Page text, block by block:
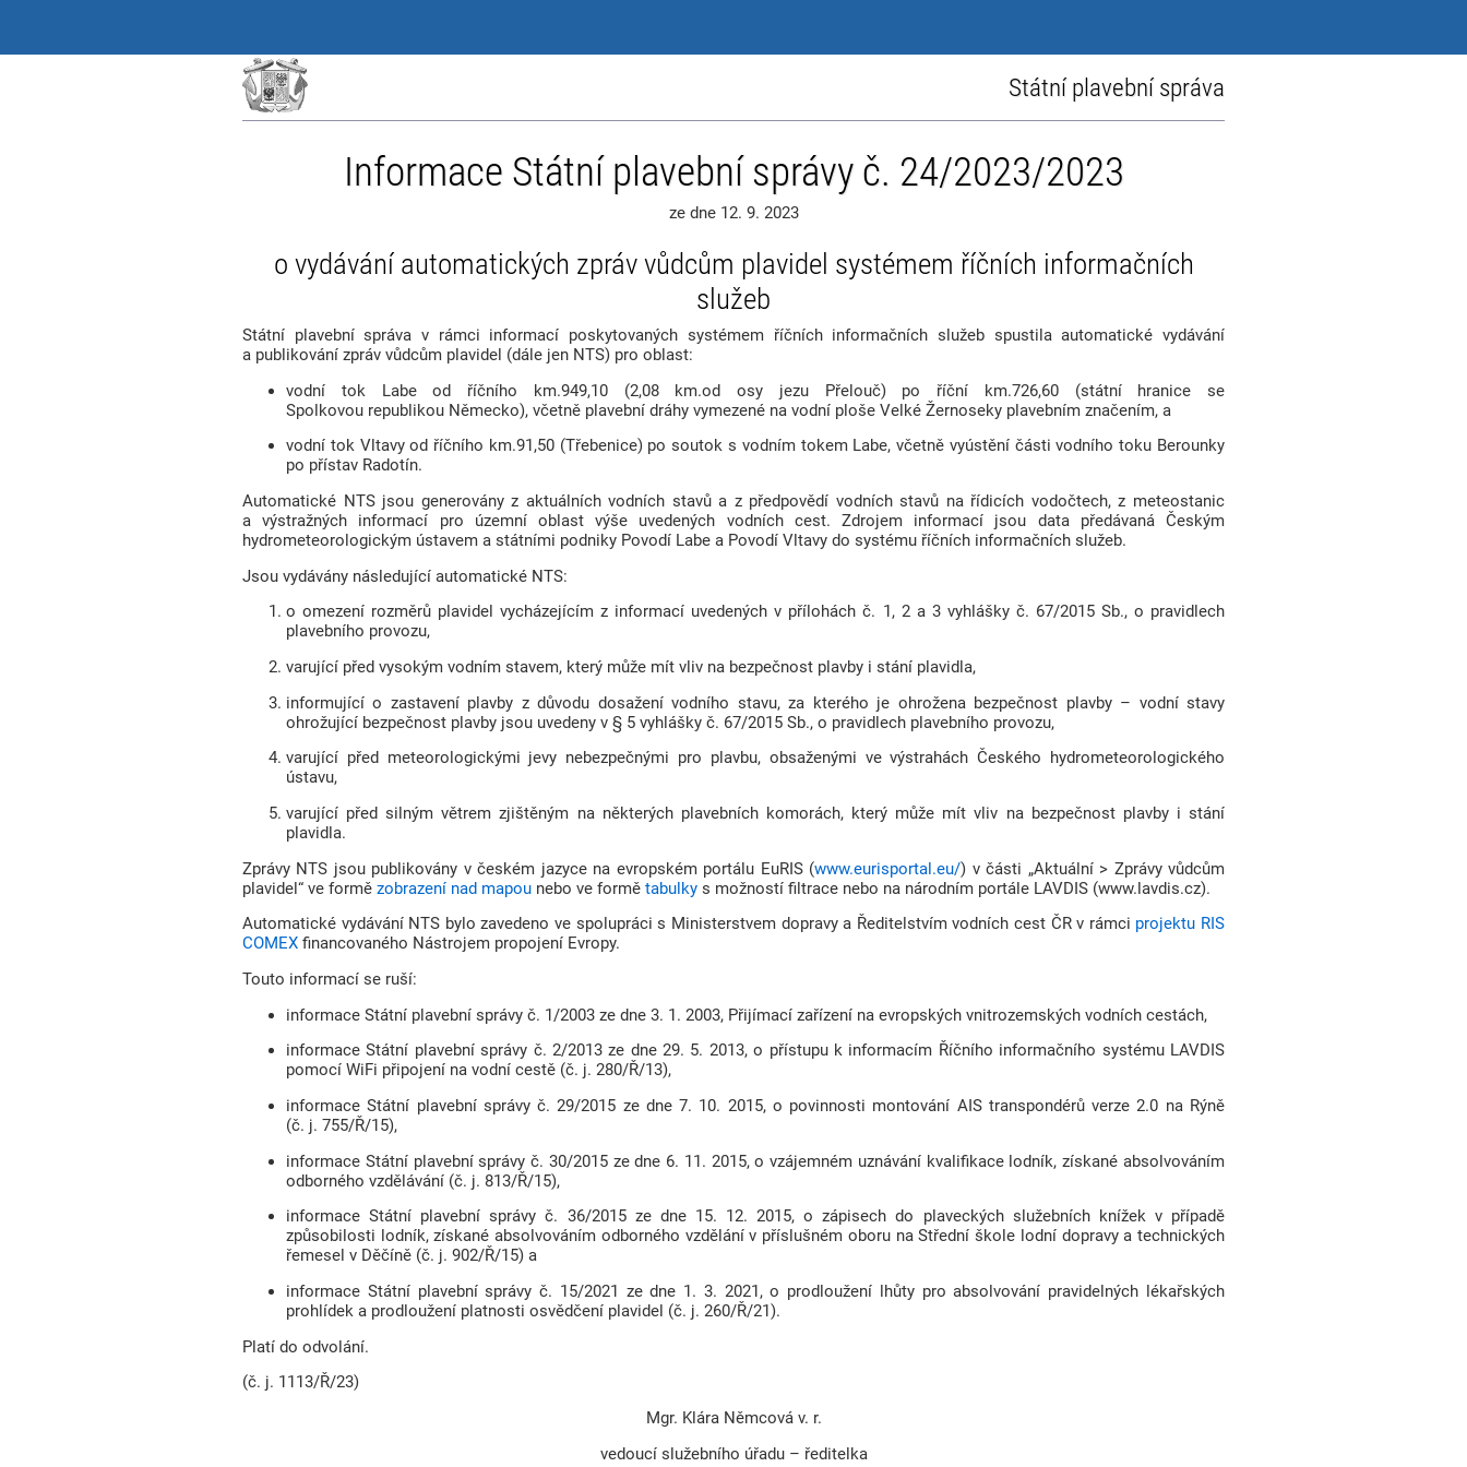
Státní plavební správa
Informace Státní plavební správy č. 24/2023/2023
ze dne 12. 9. 2023
o vydávání automatických zpráv vůdcům plavidel systémem říčních informačních
služeb
Státní plavební správa v rámci informací poskytovaných systémem říčních informačních služeb spustila automatické vydávání
a publikování zpráv vůdcům plavidel (dále jen NTS) pro oblast:
vodní tok Labe od říčního km.949,10 (2,08 km.od osy jezu Přelouč) po říční km.726,60 (státní hranice se
Spolkovou republikou Německo), včetně plavební dráhy vymezené na vodní ploše Velké Žernoseky plavebním značením, a
vodní tok Vltavy od říčního km.91,50 (Třebenice) po soutok s vodním tokem Labe, včetně vyústění části vodního toku Berounky
po přístav Radotín.
Automatické NTS jsou generovány z aktuálních vodních stavů a z předpovědí vodních stavů na řídicích vodočtech, z meteostanic
a výstražných informací pro územní oblast výše uvedených vodních cest. Zdrojem informací jsou data předávaná Českým
hydrometeorologickým ústavem a státními podniky Povodí Labe a Povodí Vltavy do systému říčních informačních služeb.
Jsou vydávány následující automatické NTS:
o omezení rozměrů plavidel vycházejícím z informací uvedených v přílohách č. 1, 2 a 3 vyhlášky č. 67/2015 Sb., o pravidlech
plavebního provozu,
varující před vysokým vodním stavem, který může mít vliv na bezpečnost plavby i stání plavidla,
informující o zastavení plavby z důvodu dosažení vodního stavu, za kterého je ohrožena bezpečnost plavby – vodní stavy
ohrožující bezpečnost plavby jsou uvedeny v § 5 vyhlášky č. 67/2015 Sb., o pravidlech plavebního provozu,
varující před meteorologickými jevy nebezpečnými pro plavbu, obsaženými ve výstrahách Českého hydrometeorologického
ústavu,
varující před silným větrem zjištěným na některých plavebních komorách, který může mít vliv na bezpečnost plavby i stání
plavidla.
Zprávy NTS jsou publikovány v českém jazyce na evropském portálu EuRIS (www.eurisportal.eu/) v části „Aktuální > Zprávy vůdcům
plavidel“ ve formě zobrazení nad mapou nebo ve formě tabulky s možností filtrace nebo na národním portále LAVDIS (www.lavdis.cz).
Automatické vydávání NTS bylo zavedeno ve spolupráci s Ministerstvem dopravy a Ředitelstvím vodních cest ČR v rámci projektu RIS
COMEX financovaného Nástrojem propojení Evropy.
Touto informací se ruší:
informace Státní plavební správy č. 1/2003 ze dne 3. 1. 2003, Přijímací zařízení na evropských vnitrozemských vodních cestách,
informace Státní plavební správy č. 2/2013 ze dne 29. 5. 2013, o přístupu k informacím Říčního informačního systému LAVDIS
pomocí WiFi připojení na vodní cestě (č. j. 280/Ř/13),
informace Státní plavební správy č. 29/2015 ze dne 7. 10. 2015, o povinnosti montování AIS transpondérů verze 2.0 na Rýně
(č. j. 755/Ř/15),
informace Státní plavební správy č. 30/2015 ze dne 6. 11. 2015, o vzájemném uznávání kvalifikace lodník, získané absolvováním
odborného vzdělávání (č. j. 813/Ř/15),
informace Státní plavební správy č. 36/2015 ze dne 15. 12. 2015, o zápisech do plaveckých služebních knížek v případě
způsobilosti lodník, získané absolvováním odborného vzdělání v příslušném oboru na Střední škole lodní dopravy a technických
řemesel v Děčíně (č. j. 902/Ř/15) a
informace Státní plavební správy č. 15/2021 ze dne 1. 3. 2021, o prodloužení lhůty pro absolvování pravidelných lékařských
prohlídek a prodloužení platnosti osvědčení plavidel (č. j. 260/Ř/21).
Platí do odvolání.
(č. j. 1113/Ř/23)
Mgr. Klára Němcová v. r.
vedoucí služebního úřadu – ředitelka